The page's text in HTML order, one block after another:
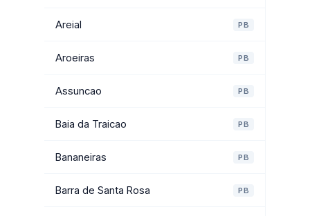
Areial PB
Aroeiras PB
Assuncao PB
Baia da Traicao PB
Bananeiras PB
Barra de Santa Rosa PB